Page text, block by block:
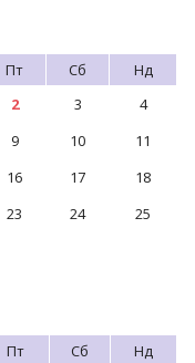
Пт Сб
Нд
2 3
4
9 10
11
16 17
18
23 24
25
Пт Сб
Нд